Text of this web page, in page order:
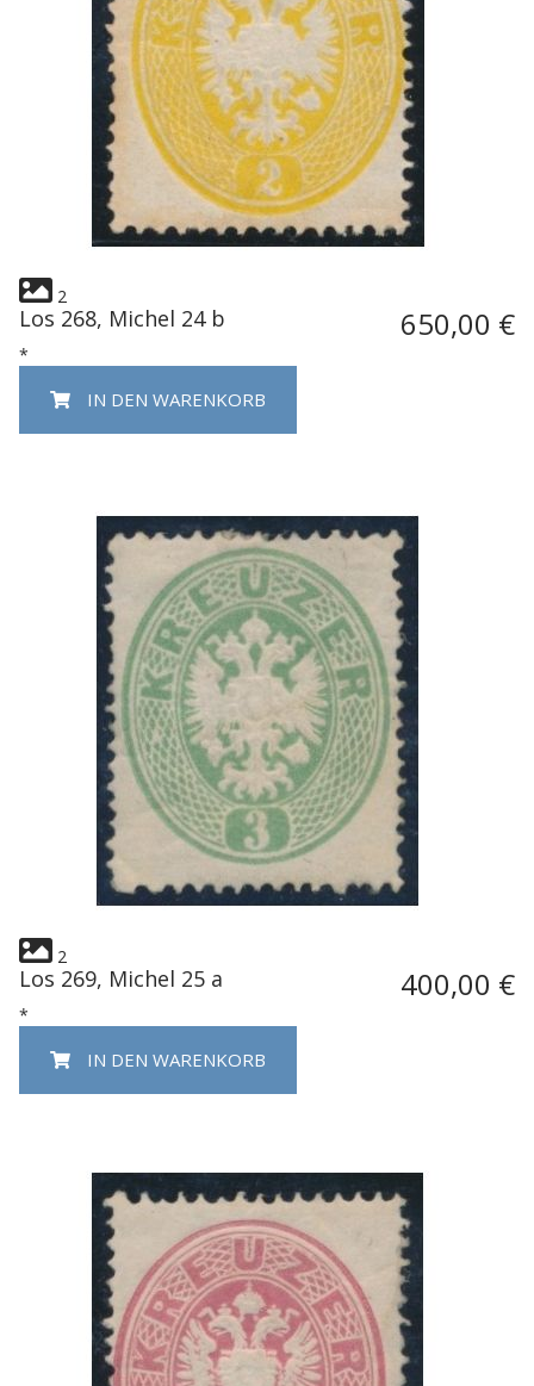
2
Los 268, Michel 24 b 650,00 €
*
IN DEN WARENKORB
2
Los 269, Michel 25 a 400,00 €
*
IN DEN WARENKORB